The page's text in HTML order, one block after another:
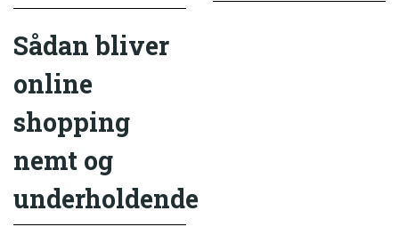
Sådan bliver
online
shopping
nemt og
underholdende